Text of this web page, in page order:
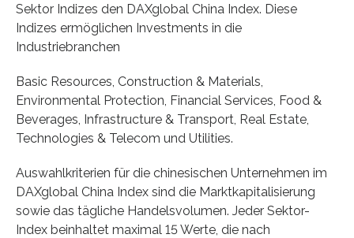
Sektor Indizes den DAXglobal China Index. Diese
Indizes ermöglichen Investments in die
Industriebranchen
Basic Resources, Construction & Materials,
Environmental Protection, Financial Services, Food &
Beverages, Infrastructure & Transport, Real Estate,
Technologies & Telecom und Utilities.
Auswahlkriterien für die chinesischen Unternehmen im
DAXglobal China Index sind die Marktkapitalisierung
sowie das tägliche Handelsvolumen. Jeder Sektor-
Index beinhaltet maximal 15 Werte, die nach